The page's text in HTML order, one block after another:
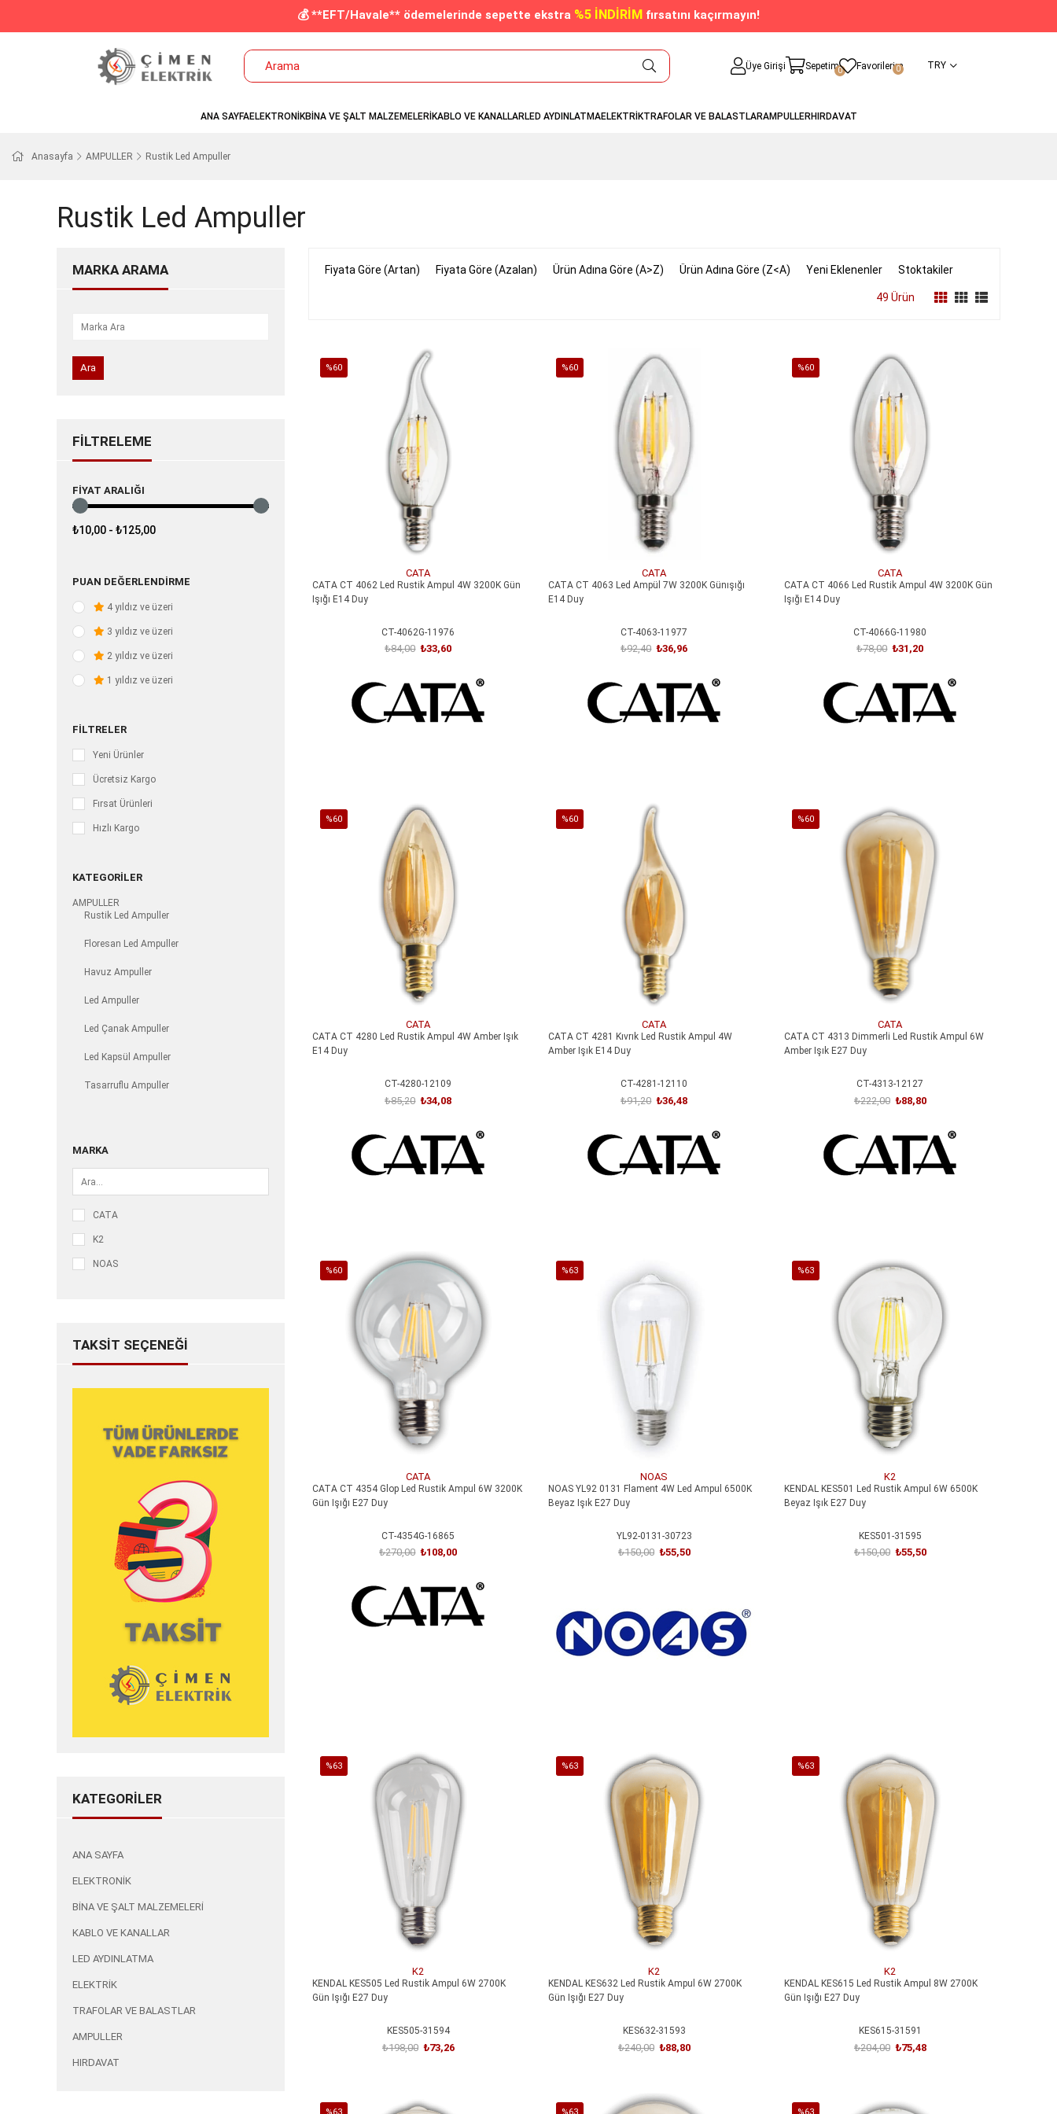
💰 **EFT/Havale** ödemelerinde sepette ekstra %5 İNDİRİM fırsatını kaçırmayın!
Üye Girişi Sepetim0 Favorilerim
0 TRY
ANA SAYFAELEKTRONİKBİNA VE ŞALT MALZEMELERİKABLO VE KANALLARLED AYDINLATMAELEKTRİKTRAFOLAR VE BALASTLARAMPULLERHIRDAVAT
Anasayfa AMPULLER Rustik Led Ampuller
Rustik Led Ampuller
MARKA ARAMA
Ara
FILTRELEME
FIYAT ARALIĞI
₺10,00 - ₺125,00
PUAN DEĞERLENDIRME
4 yıldız ve üzeri
3 yıldız ve üzeri
2 yıldız ve üzeri
1 yıldız ve üzeri
FILTRELER
Yeni Ürünler
Ücretsiz Kargo
Fırsat Ürünleri
Hızlı Kargo
KATEGORILER
AMPULLER
Rustik Led Ampuller
Floresan Led Ampuller
Havuz Ampuller
Led Ampuller
Led Çanak Ampuller
Led Kapsül Ampuller
Tasarruflu Ampuller
MARKA
CATA
K2
NOAS
TAKSIT SEÇENEĞI
KATEGORİLER
ANA SAYFA
ELEKTRONİK
BİNA VE ŞALT MALZEMELERİ
KABLO VE KANALLAR
LED AYDINLATMA
ELEKTRİK
TRAFOLAR VE BALASTLAR
AMPULLER
HIRDAVAT
Fiyata Göre (Artan) Fiyata Göre (Azalan) Ürün Adına Göre (A>Z) Ürün Adına Göre (Z<A) Yeni Eklenenler Stoktakiler
49 Ürün
%60
CATA
CATA CT 4062 Led Rustik Ampul 4W 3200K Gün
Işığı E14 Duy
CT-4062G-11976
₺33,60
₺84,00
%60
CATA
CATA CT 4063 Led Ampül 7W 3200K Günışığı
E14 Duy
CT-4063-11977
₺36,96
₺92,40
%60
CATA
CATA CT 4066 Led Rustik Ampul 4W 3200K Gün
Işığı E14 Duy
CT-4066G-11980
₺31,20
₺78,00
%60
CATA
CATA CT 4280 Led Rustik Ampul 4W Amber Işık
E14 Duy
CT-4280-12109
₺34,08
₺85,20
%60
CATA
CATA CT 4281 Kıvrık Led Rustik Ampul 4W
Amber Işık E14 Duy
CT-4281-12110
₺36,48
₺91,20
%60
CATA
CATA CT 4313 Dimmerli Led Rustik Ampul 6W
Amber Işık E27 Duy
CT-4313-12127
₺88,80
₺222,00
%60
%60İndirim
CATA
CATA CT 4354 Glop Led Rustik Ampul 6W 3200K
Gün Işığı E27 Duy
CT-4354G-16865
₺108,00
₺270,00
%63
NOAS
NOAS YL92 0131 Flament 4W Led Ampul 6500K
Beyaz Işık E27 Duy
YL92-0131-30723
₺55,50
₺150,00
%63
K2
KENDAL KES501 Led Rustik Ampul 6W 6500K
Beyaz Işık E27 Duy
KES501-31595
₺55,50
₺150,00
%63
K2
KENDAL KES505 Led Rustik Ampul 6W 2700K
Gün Işığı E27 Duy
KES505-31594
₺73,26
₺198,00
%63
K2
KENDAL KES632 Led Rustik Ampul 6W 2700K
Gün Işığı E27 Duy
KES632-31593
₺88,80
₺240,00
%63
K2
KENDAL KES615 Led Rustik Ampul 8W 2700K
Gün Işığı E27 Duy
KES615-31591
₺75,48
₺204,00